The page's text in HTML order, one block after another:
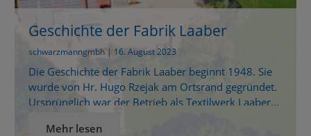
Geschichte der Fabrik Laaber
schwarzmanngmbh | 16. August 2023
Die Geschichte der Fabrik Laaber beginnt 1948. Sie
wurde von Hr. Hugo Rzejak am Ortsrand gegründet.
Ursprünglich war der Betrieb als Textilwerk Laaber...
Mehr lesen